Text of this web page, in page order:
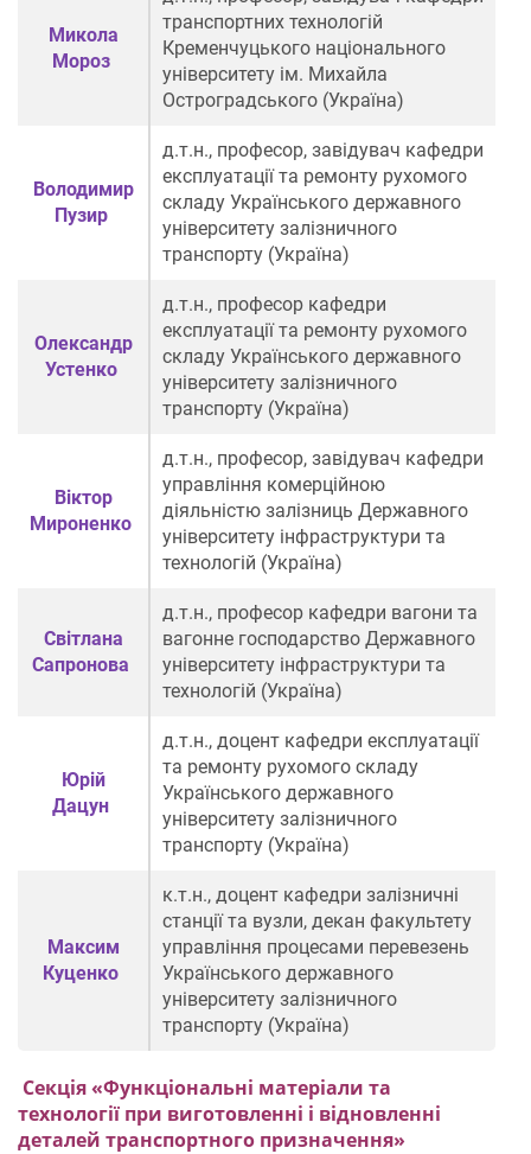
Микола
Мороз
транспортних технологій
Кременчуцького національного
університету ім. Михайла
Остроградського (Україна)
Володимир
Пузир
д.т.н., професор, завідувач кафедри
експлуатації та ремонту рухомого
складу Українського державного
університету залізничного
транспорту (Україна)
Олександр
Устенко
д.т.н., професор кафедри
експлуатації та ремонту рухомого
складу Українського державного
університету залізничного
транспорту (Україна)
Віктор
Мироненко
д.т.н., професор, завідувач кафедри
управління комерційною
діяльністю залізниць Державного
університету інфраструктури та
технологій (Україна)
Світлана
Сапронова
д.т.н., професор кафедри вагони та
вагонне господарство Державного
університету інфраструктури та
технологій (Україна)
Юрій
Дацун
д.т.н., доцент кафедри експлуатації
та ремонту рухомого складу
Українського державного
університету залізничного
транспорту (Україна)
Максим
Куценко
к.т.н., доцент кафедри залізничні
станції та вузли, декан факультету
управління процесами перевезень
Українського державного
університету залізничного
транспорту (Україна)
Секція «Функціональні матеріали та
технології при виготовленні і відновленні
деталей транспортного призначення»